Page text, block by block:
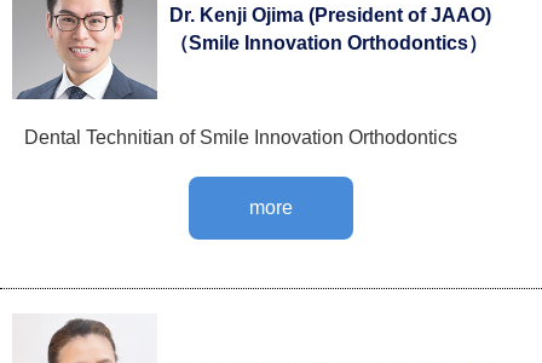
Dr. Kenji Ojima (President of JAAO)
（Smile Innovation Orthodontics）
Dental Technitian of Smile Innovation Orthodontics
more